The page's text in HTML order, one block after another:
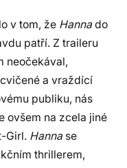
v tom, že Hanna do
patří. Z traileru
neočekával,
a vraždící
publiku, nás
ovšem na zcela jiné
Girl. Hanna se
thrillerem,